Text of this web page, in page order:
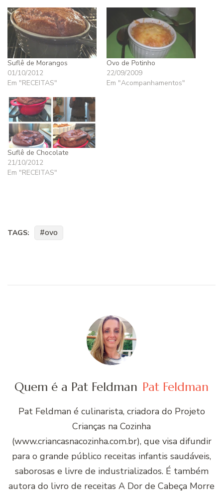
Suflê de Morangos
01/10/2012
Em "RECEITAS"
Ovo de Potinho
22/09/2009
Em "Acompanhamentos"
Suflê de Chocolate
21/10/2012
Em "RECEITAS"
TAGS: ovo
Quem é a Pat Feldman Pat Feldman
Pat Feldman é culinarista, criadora do Projeto
Crianças na Cozinha
(www.criancasnacozinha.com.br), que visa difundir
para o grande público receitas infantis saudáveis,
saborosas e livre de industrializados. É também
autora do livro de receitas A Dor de Cabeça Morre